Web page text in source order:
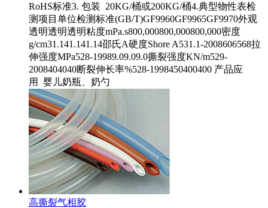
RoHS标准3. 包装 20KG/桶或200KG/桶4.典型物性表检
测项目单位检测标准(GB/T)GF9960GF9965GF9970外观
透明透明透明粘度mPa.s800,000800,000800,000密度
g/cm31.141.141.14邵氏A硬度Shore A531.1-2008606568拉
伸强度MPa528-19989.09.09.0撕裂强度KN/m529-
2008404040断裂伸长率%528-1998450400400 产品应
用 婴儿奶瓶、奶勺
高撕裂气相胶